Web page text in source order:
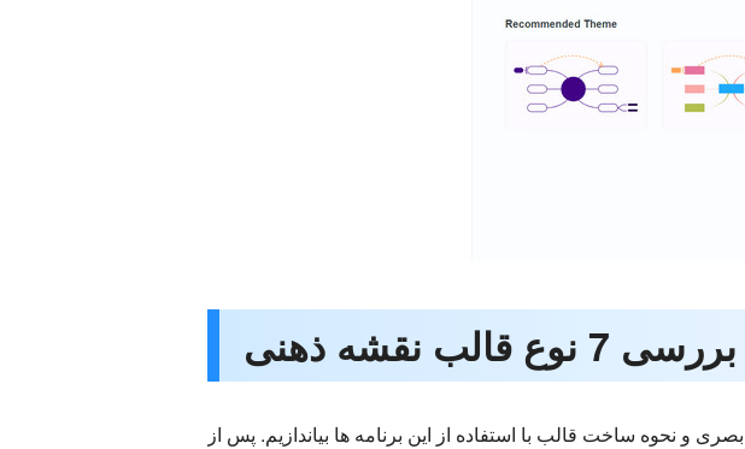
و نحوه ساخت قالب با استفاده از این برنامه ها بیاندازیم. پس از